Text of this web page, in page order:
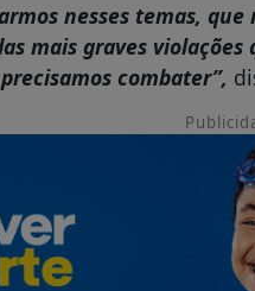
nesses temas,
mais graves violações
combater”,